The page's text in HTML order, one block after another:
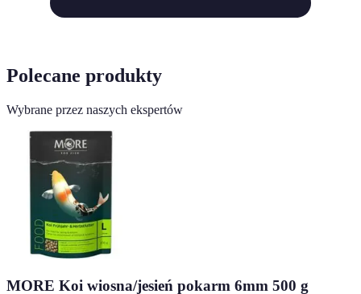
Polecane produkty
Wybrane przez naszych ekspertów
MORE Koi wiosna/jesień pokarm 6mm 500 g